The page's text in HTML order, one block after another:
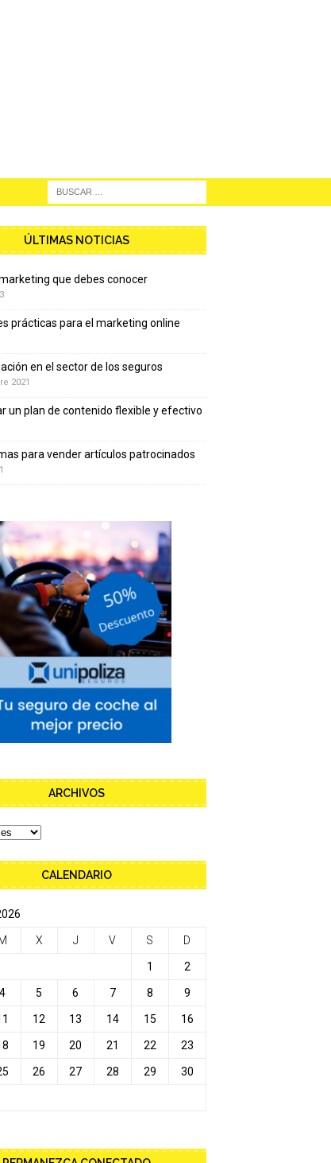
ÚLTIMAS NOTICIAS
que debes conocer
prácticas para el marketing online
en el sector de los seguros
2021
un plan de contenido flexible y efectivo
para vender artículos patrocinados
ARCHIVOS
CALENDARIO
X J V S D
1 2
4 5 6 7 8 9
12 13 14 15 16
19 20 21 22 23
26 27 28 29 30